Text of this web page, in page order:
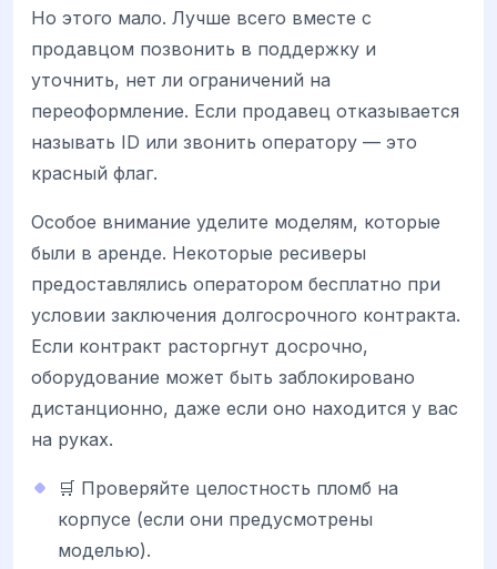
Но этого мало. Лучше всего вместе с
продавцом позвонить в поддержку и
уточнить, нет ли ограничений на
переоформление. Если продавец отказывается
называть ID или звонить оператору — это
красный флаг.
Особое внимание уделите моделям, которые
были в аренде. Некоторые ресиверы
предоставлялись оператором бесплатно при
условии заключения долгосрочного контракта.
Если контракт расторгнут досрочно,
оборудование может быть заблокировано
дистанционно, даже если оно находится у вас
на руках.
🛒 Проверяйте целостность пломб на
корпусе (если они предусмотрены
моделью).